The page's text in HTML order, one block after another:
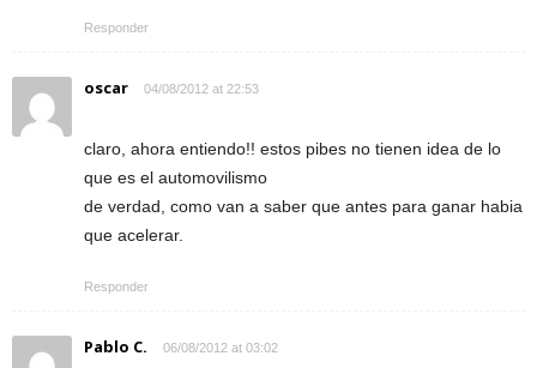
Responder
oscar 04/08/2012 at 22:53
claro, ahora entiendo!! estos pibes no tienen idea de lo
que es el automovilismo
de verdad, como van a saber que antes para ganar habia
que acelerar.
Responder
Pablo C. 06/08/2012 at 03:02